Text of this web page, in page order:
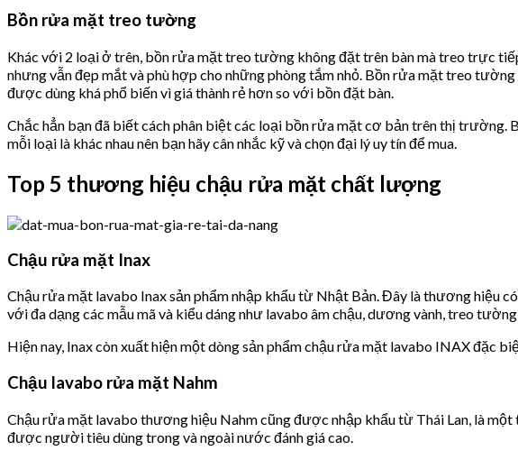
Bồn rửa mặt treo tường
Khác với 2 loại ở trên, bồn rửa mặt treo tường không đặt trên bàn mà treo trực
nhưng vẫn đẹp mắt và phù hợp cho những phòng tắm nhỏ. Bồn rửa mặt treo
được dùng khá phổ biến vì giá thành rẻ hơn so với bồn đặt bàn.
Chắc hẳn bạn đã biết cách phân biệt các loại bồn rửa mặt cơ bản trên thị
mỗi loại là khác nhau nên bạn hãy cân nhắc kỹ và chọn đại lý uy tín để mua.
Top 5 thương hiệu chậu rửa mặt chất lượng
Chậu rửa mặt Inax
Chậu rửa mặt lavabo Inax sản phẩm nhập khẩu từ Nhật Bản. Đây là thương hiệu
với đa dạng các mẫu mã và kiểu dáng như lavabo âm chậu, dương vành, treo
Hiện nay, Inax còn xuất hiện một dòng sản phẩm chậu rửa mặt lavabo INAX đặc
Chậu lavabo rửa mặt Nahm
Chậu rửa mặt lavabo thương hiệu Nahm cũng được nhập khẩu từ Thái Lan, là
được người tiêu dùng trong và ngoài nước đánh giá cao.